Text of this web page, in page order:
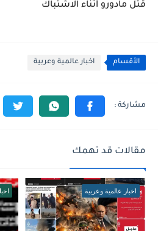
قتل مادورو أثناء الاشتباك
الأقسام اخبار عالمية وعربية
مقالات قد تهمك
اخبار عالمية وعربية